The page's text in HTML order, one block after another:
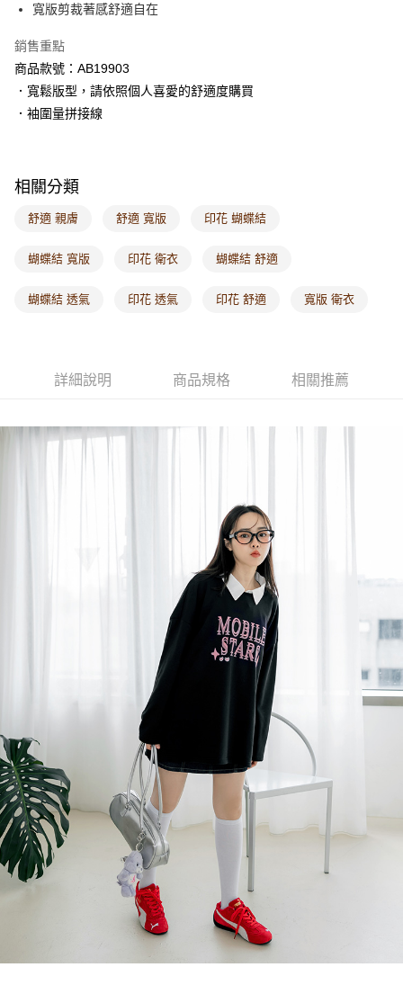
7-11取貨付款
每筆NT$60，滿NT$1,000(含以上)免運費
付款後7-11取貨
每筆NT$60，滿NT$1,000(含以上)免運費
付款後門市自取
每筆NT$60，滿NT$1,000(含以上)免運費
寬版剪裁著感舒適自在
銷售重點
商品款號：AB19903
．寬鬆版型，請依照個人喜愛的舒適度購買
．袖圍量拼接線
相關分類
舒適 親膚 舒適 寬版 印花 蝴蝶結
蝴蝶結 寬版 印花 衛衣 蝴蝶結 舒適
蝴蝶結 透氣 印花 透氣 印花 舒適 寬版 衛衣
詳細說明 商品規格 相關推薦